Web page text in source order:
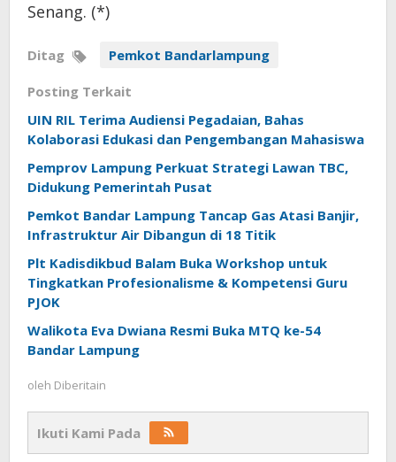
Senang. (*)
Ditag Pemkot Bandarlampung
Posting Terkait
UIN RIL Terima Audiensi Pegadaian, Bahas
Kolaborasi Edukasi dan Pengembangan Mahasiswa
Pemprov Lampung Perkuat Strategi Lawan TBC,
Didukung Pemerintah Pusat
Pemkot Bandar Lampung Tancap Gas Atasi Banjir,
Infrastruktur Air Dibangun di 18 Titik
Plt Kadisdikbud Balam Buka Workshop untuk
Tingkatkan Profesionalisme & Kompetensi Guru
PJOK
Walikota Eva Dwiana Resmi Buka MTQ ke-54
Bandar Lampung
oleh Diberitain
Ikuti Kami Pada